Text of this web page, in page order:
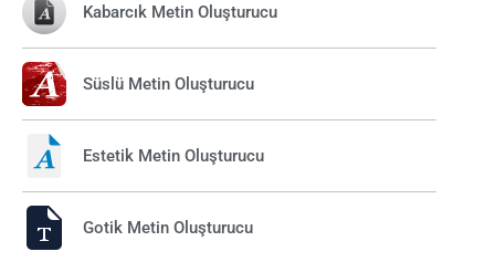
Kabarcık Metin Oluşturucu
Süslü Metin Oluşturucu
Estetik Metin Oluşturucu
Gotik Metin Oluşturucu